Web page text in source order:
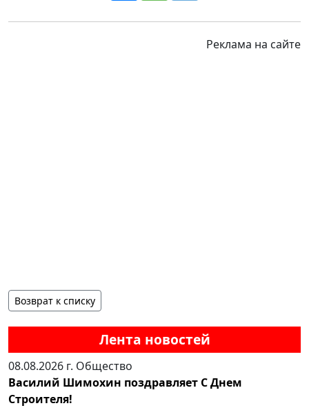
Лента новостей
08.08.2026 г. Общество
Василий Шимохин поздравляет С Днем
Строителя!
Реклама на сайте
Возврат к списку